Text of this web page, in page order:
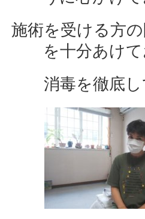
施術を受ける方
を十分あけて
消毒を徹底し